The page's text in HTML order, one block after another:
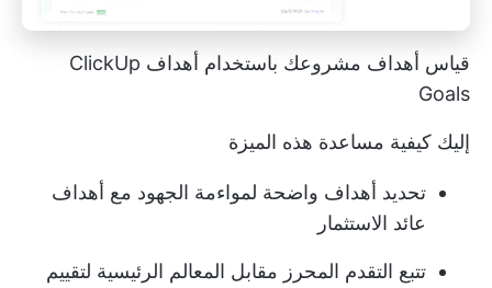
قياس أهداف مشروعك باستخدام أهداف ClickUp
Goals
إليك كيفية مساعدة هذه الميزة
تحديد أهداف واضحة لمواءمة الجهود مع أهداف
عائد الاستثمار
تتبع التقدم المحرز مقابل المعالم الرئيسية لتقييم